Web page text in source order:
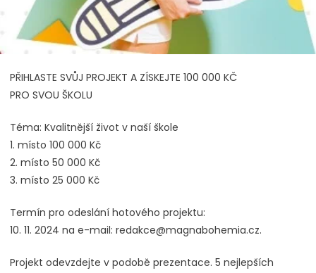
PŘIHLASTE SVŮJ PROJEKT A ZÍSKEJTE 100 000 KČ
PRO SVOU ŠKOLU
Téma: Kvalitnější život v naší škole
1. místo 100 000 Kč
2. místo 50 000 Kč
3. místo 25 000 Kč
Termín pro odeslání hotového projektu:
10. 11. 2024 na e-mail: redakce@magnabohemia.cz.
Projekt odevzdejte v podobě prezentace. 5 nejlepších